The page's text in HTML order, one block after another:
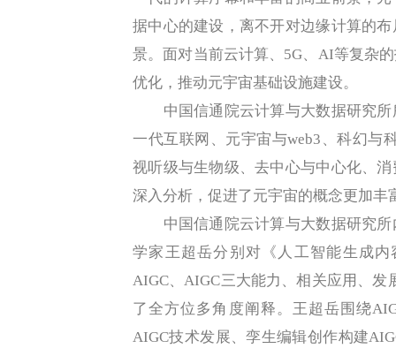
据中心的建设，离不开对边缘计算的
景。面对当前云计算、5G、AI等复杂
优化，推动元宇宙基础设施建设。
中国信通院云计算与大数据研究所
一代互联网、元宇宙与web3、科幻与
视听级与生物级、去中心与中心化、
深入分析，促进了元宇宙的概念更加丰
中国信通院云计算与大数据研究所
学家王超岳分别对《人工智能生成
AIGC、AIGC三大能力、相关应用、
了全方位多角度阐释。王超岳围绕
AIGC技术发展、孪生编辑创作构建